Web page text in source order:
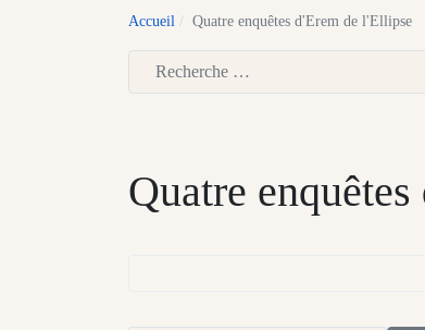
Accueil Quatre enquêtes d'Erem de l'Ellipse
Quatre